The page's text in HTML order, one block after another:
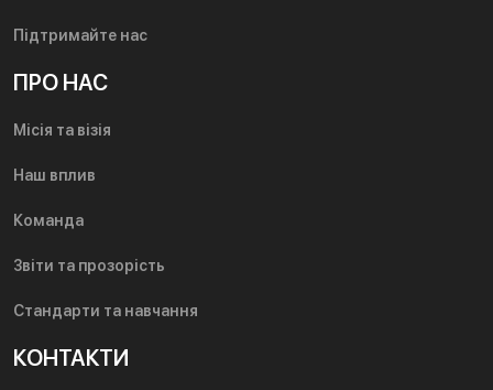
Підтримайте нас
ПРО НАС
Місія та візія
Наш вплив
Команда
Звіти та прозорість
Стандарти та навчання
КОНТАКТИ